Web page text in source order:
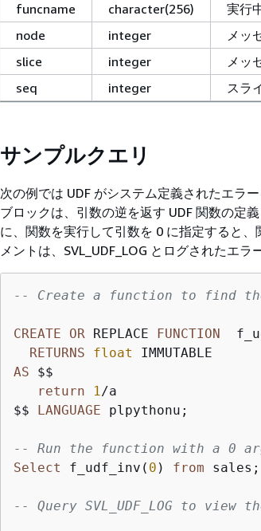
funcname
character(256)
実行
node
integer
メッ
slice
integer
メッ
seq
integer スラ
サンプルクエリ
次の例では UDF がシステム定義されたエラ
ブロックは、引数の逆を返す UDF 関数の定
に、関数を実行して引数を 0 に指定すると
メントは、SVL_UDF_LOG とログされたエ
-- Create a function to find
CREATE OR REPLACE FUNCTION
RETURNS
float
AS $$
return
1 /a
$$ LANGUAGE plpythonu;
-- Run the function with a 0
Select
f_udf_inv( 0 ) from sales;
-- Query SVL_UDF_LOG to view